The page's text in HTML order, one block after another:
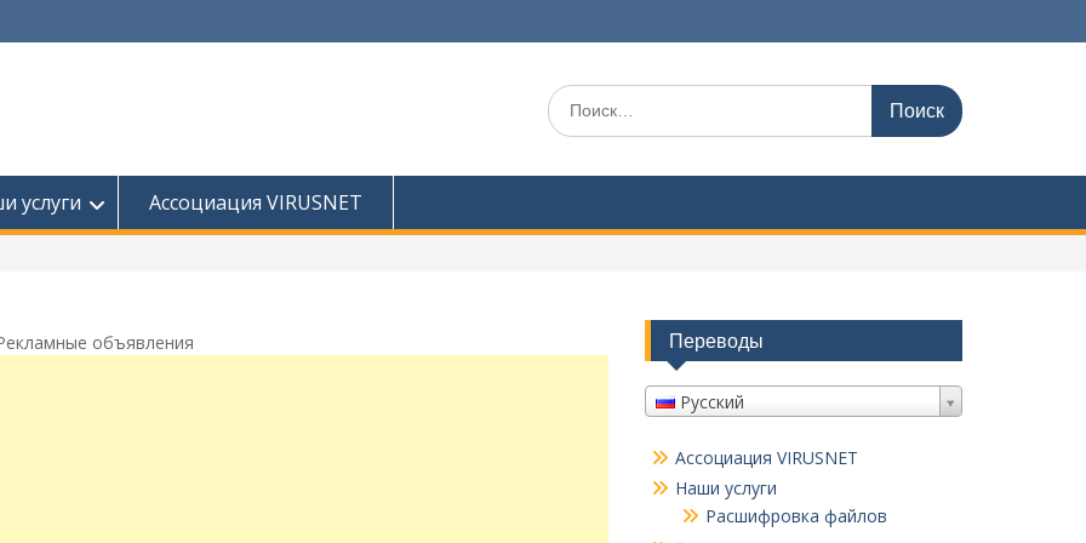
Поиск
по:
услуги Ассоциация VIRUSNET
объявления Переводы
Русский
Ассоциация VIRUSNET
Наши услуги
Расшифровка файлов